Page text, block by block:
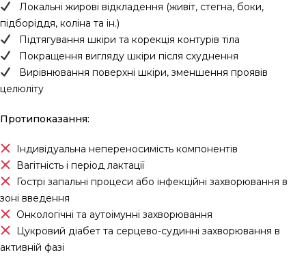
Локальні жирові відкладення (живіт, стегна, боки,
підборіддя, коліна та ін.)
Підтягування шкіри та корекція контурів тіла
Покращення вигляду шкіри після схуднення
Вирівнювання поверхні шкіри, зменшення проявів
целюліту
Протипоказання:
Індивідуальна непереносимість компонентів
Вагітність і період лактації
Гострі запальні процеси або інфекційні захворювання в
зоні введення
Онкологічні та аутоімунні захворювання
Цукровий діабет та серцево-судинні захворювання в
активній фазі